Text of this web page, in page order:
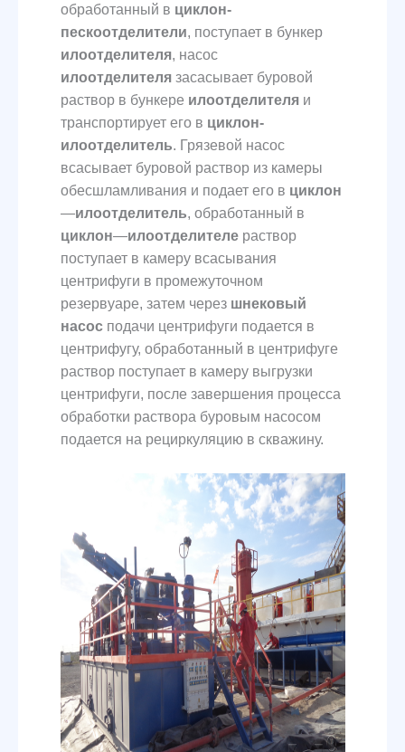
обработанный в циклон-
пескоотделители, поступает в бункер
илоотделителя, насос
илоотделителязасасывает буровой
раствор в бункере илоотделителяи
транспортирует его в циклон-
илоотделитель. Грязевой насос
всасывает буровой раствор из камеры
обесшламливания и подает его в циклон
—илоотделитель, обработанный в
циклон—илоотделителераствор
поступает в камеру всасывания
центрифуги в промежуточном
резервуаре, затем через шнековый
насосподачи центрифуги подается в
центрифугу, обработанный в центрифуге
раствор поступает в камеру выгрузки
центрифуги, после завершения процесса
обработки раствора буровым насосом
подается на рециркуляцию в скважину.